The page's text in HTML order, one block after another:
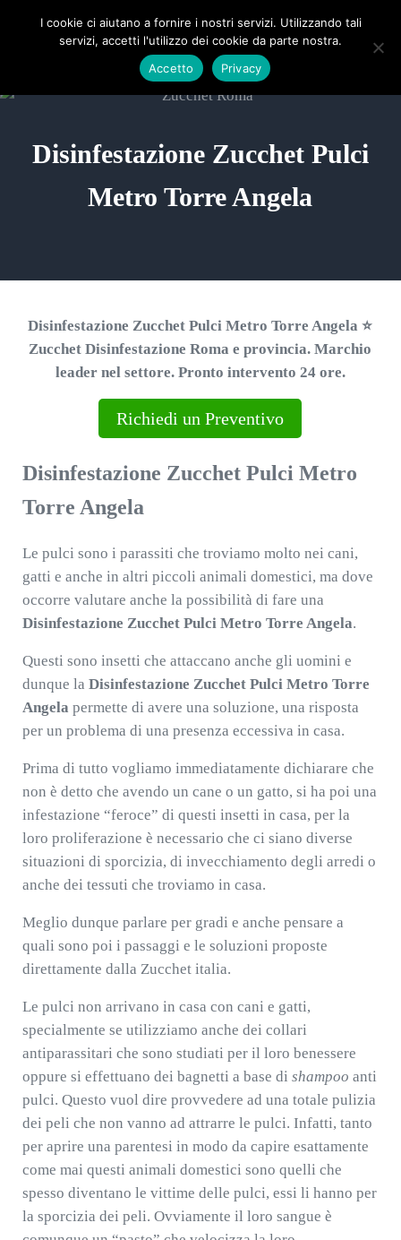
ZUCCHET ROMA
⭐ Richiedi un Preventivo! Menu Search...
Disinfestazione Zucchet Pulci
Metro Torre Angela
Disinfestazione Zucchet Pulci Metro Torre Angela ⭐
Zucchet Disinfestazione Roma e provincia. Marchio
leader nel settore. Pronto intervento 24 ore.
Richiedi un Preventivo
Disinfestazione Zucchet Pulci Metro
Torre Angela
Le pulci sono i parassiti che troviamo molto nei cani,
gatti e anche in altri piccoli animali domestici, ma dove
occorre valutare anche la possibilità di fare una
Disinfestazione Zucchet Pulci Metro Torre Angela.
Questi sono insetti che attaccano anche gli uomini e
dunque la Disinfestazione Zucchet Pulci Metro Torre
Angela permette di avere una soluzione, una risposta
per un problema di una presenza eccessiva in casa.
Prima di tutto vogliamo immediatamente dichiarare che
non è detto che avendo un cane o un gatto, si ha poi una
infestazione “feroce” di questi insetti in casa, per la
loro proliferazione è necessario che ci siano diverse
situazioni di sporcizia, di invecchiamento degli arredi o
anche dei tessuti che troviamo in casa.
Meglio dunque parlare per gradi e anche pensare a
quali sono poi i passaggi e le soluzioni proposte
direttamente dalla Zucchet italia.
Le pulci non arrivano in casa con cani e gatti,
specialmente se utilizziamo anche dei collari
antiparassitari che sono studiati per il loro benessere
oppure si effettuano dei bagnetti a base di shampoo anti
pulci. Questo vuol dire provvedere ad una totale pulizia
dei peli che non vanno ad attrarre le pulci. Infatti, tanto
per aprire una parentesi in modo da capire esattamente
come mai questi animali domestici sono quelli che
spesso diventano le vittime delle pulci, essi li hanno per
la sporcizia dei peli. Ovviamente il loro sangue è
I cookie ci aiutano a fornire i nostri servizi. Utilizzando tali
servizi, accetti l'utilizzo dei cookie da parte nostra.
Accetto
Privacy